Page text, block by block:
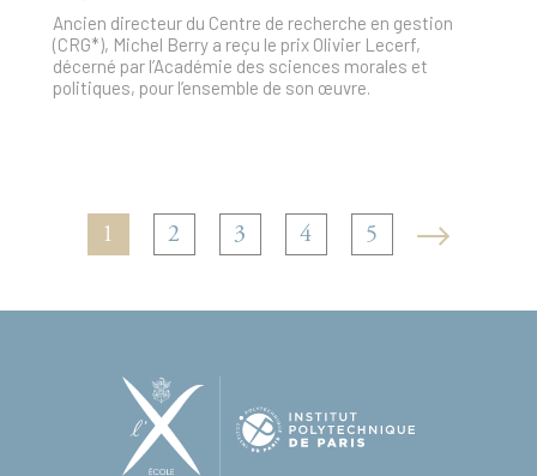
Ancien directeur du Centre de recherche en gestion
(CRG*), Michel Berry a reçu le prix Olivier Lecerf,
décerné par l’Académie des sciences morales et
politiques, pour l’ensemble de son œuvre.
1 2 3 4 5